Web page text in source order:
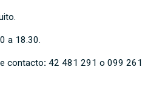
a 18.30.
contacto: 42 481 291 o 099 261